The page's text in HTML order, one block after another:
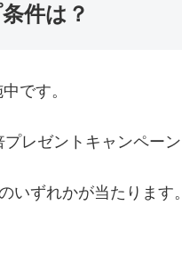
件は？
です。
レゼントキャンペーン
いずれかが当たります。